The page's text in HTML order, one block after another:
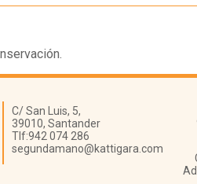
C/ San Luis, 5,
39010, Santander
Tlf:942 074 286
segundamano@kattigara.com